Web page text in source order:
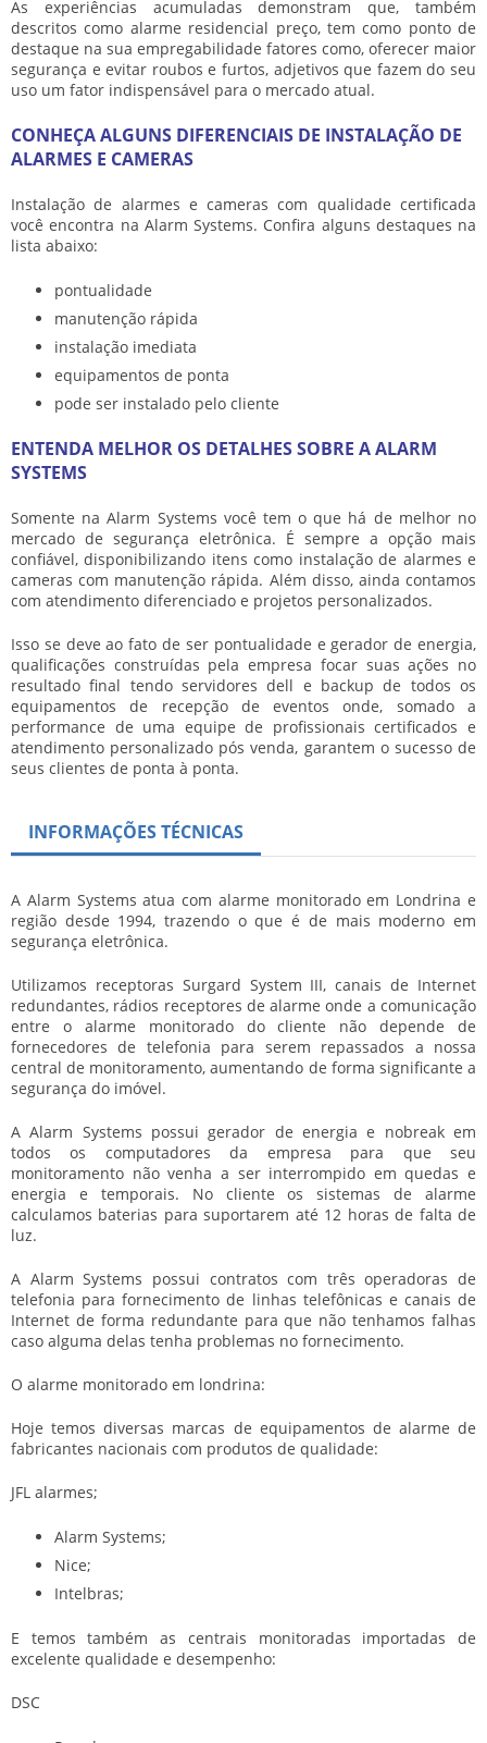
As experiências acumuladas demonstram que, também
descritos como alarme residencial preço, tem como ponto de
destaque na sua empregabilidade fatores como, oferecer maior
segurança e evitar roubos e furtos, adjetivos que fazem do seu
uso um fator indispensável para o mercado atual.
CONHEÇA ALGUNS DIFERENCIAIS DE INSTALAÇÃO DE
ALARMES E CAMERAS
Instalação de alarmes e cameras com qualidade certificada
você encontra na Alarm Systems. Confira alguns destaques na
lista abaixo:
pontualidade
manutenção rápida
instalação imediata
equipamentos de ponta
pode ser instalado pelo cliente
ENTENDA MELHOR OS DETALHES SOBRE A ALARM
SYSTEMS
Somente na Alarm Systems você tem o que há de melhor no
mercado de segurança eletrônica. É sempre a opção mais
confiável, disponibilizando itens como instalação de alarmes e
cameras com manutenção rápida. Além disso, ainda contamos
com atendimento diferenciado e projetos personalizados.
Isso se deve ao fato de ser pontualidade e gerador de energia,
qualificações construídas pela empresa focar suas ações no
resultado final tendo servidores dell e backup de todos os
equipamentos de recepção de eventos onde, somado a
performance de uma equipe de profissionais certificados e
atendimento personalizado pós venda, garantem o sucesso de
seus clientes de ponta à ponta.
INFORMAÇÕES TÉCNICAS
A Alarm Systems atua com alarme monitorado em Londrina e
região desde 1994, trazendo o que é de mais moderno em
segurança eletrônica.
Utilizamos receptoras Surgard System III, canais de Internet
redundantes, rádios receptores de alarme onde a comunicação
entre o alarme monitorado do cliente não depende de
fornecedores de telefonia para serem repassados a nossa
central de monitoramento, aumentando de forma significante a
segurança do imóvel.
A Alarm Systems possui gerador de energia e nobreak em
todos os computadores da empresa para que seu
monitoramento não venha a ser interrompido em quedas e
energia e temporais. No cliente os sistemas de alarme
calculamos baterias para suportarem até 12 horas de falta de
luz.
A Alarm Systems possui contratos com três operadoras de
telefonia para fornecimento de linhas telefônicas e canais de
Internet de forma redundante para que não tenhamos falhas
caso alguma delas tenha problemas no fornecimento.
O alarme monitorado em londrina:
Hoje temos diversas marcas de equipamentos de alarme de
fabricantes nacionais com produtos de qualidade:
JFL alarmes;
Alarm Systems;
Nice;
Intelbras;
E temos também as centrais monitoradas importadas de
excelente qualidade e desempenho:
DSC